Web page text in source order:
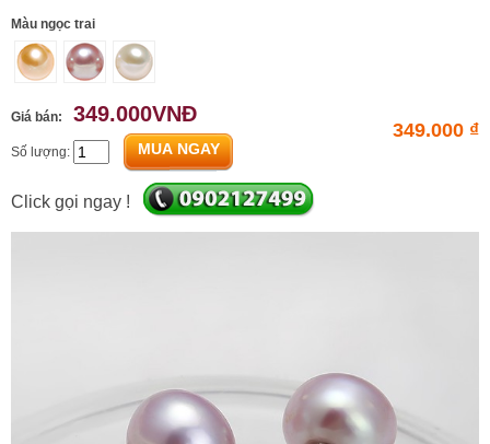
Màu ngọc trai
349.000 ₫
Giá bán: 349.000VNĐ
Số lượng: MUA NGAY
Click gọi ngay !